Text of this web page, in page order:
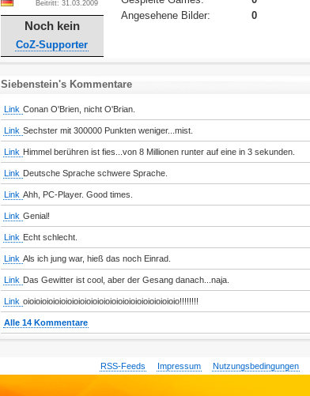
Beitritt: 31.03.2009
Noch kein
CoZ-Supporter
Angesehene Bilder:
0
Siebenstein's Kommentare
Link Conan O'Brien, nicht O'Brian.
Link Sechster mit 300000 Punkten weniger...mist.
Link Himmel berühren ist fies...von 8 Millionen runter auf eine in 3 sekunden.
Link Deutsche Sprache schwere Sprache.
Link Ahh, PC-Player. Good times.
Link Genial!
Link Echt schlecht.
Link Als ich jung war, hieß das noch Einrad.
Link Das Gewitter ist cool, aber der Gesang danach...naja.
Link oioioioioioioioioioioioioioioioioioioioioioioioio!!!!!!!!
Alle 14 Kommentare
RSS-Feeds Impressum Nutzungsbedingungen